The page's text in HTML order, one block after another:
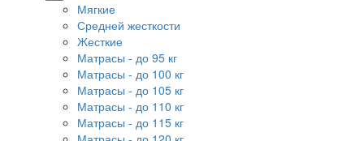
Мягкие
Средней жесткости
Жесткие
Матрасы - до 95 кг
Матрасы - до 100 кг
Матрасы - до 105 кг
Матрасы - до 110 кг
Матрасы - до 115 кг